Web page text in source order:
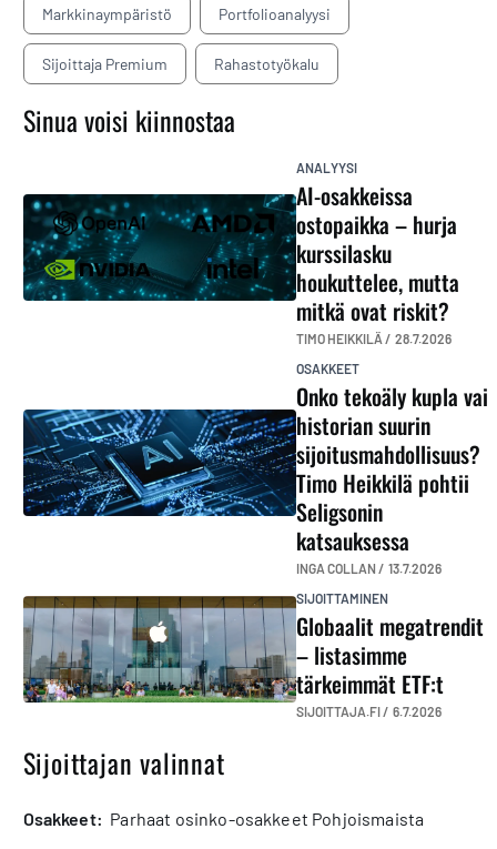
Markkinaympäristö Portfolioanalyysi
Sijoittaja Premium Rahastotyökalu
Sinua voisi kiinnostaa
ANALYYSI
AI-osakkeissa
ostopaikka – hurja
kurssilasku
houkuttelee, mutta
mitkä ovat riskit?
TIMO HEIKKILÄ / 28.7.2026
OSAKKEET
Onko tekoäly kupla vai
historian suurin
sijoitusmahdollisuus?
Timo Heikkilä pohtii
Seligsonin
katsauksessa
INGA COLLAN / 13.7.2026
SIJOITTAMINEN
Globaalit megatrendit
– listasimme
tärkeimmät ETF:t
SIJOITTAJA.FI / 6.7.2026
Sijoittajan valinnat
osakkeet: Parhaat osinko-osakkeet Pohjoismaista